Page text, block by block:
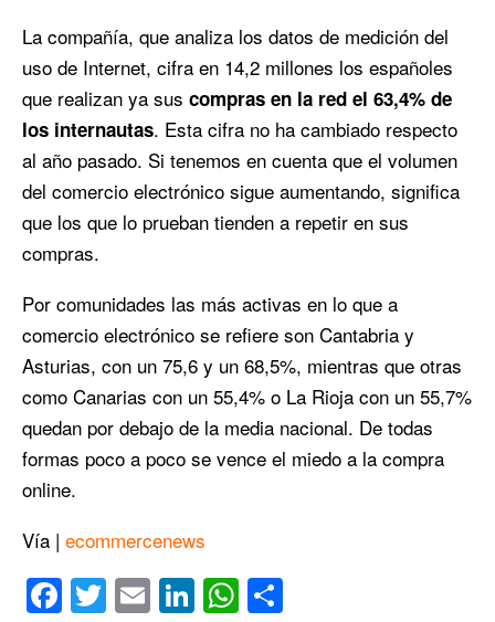
La compañía, que analiza los datos de medición del
uso de Internet, cifra en 14,2 millones los españoles
que realizan ya sus compras en la red el 63,4% de
los internautas. Esta cifra no ha cambiado respecto
al año pasado. Si tenemos en cuenta que el volumen
del comercio electrónico sigue aumentando, significa
que los que lo prueban tienden a repetir en sus
compras.
Por comunidades las más activas en lo que a
comercio electrónico se refiere son Cantabria y
Asturias, con un 75,6 y un 68,5%, mientras que otras
como Canarias con un 55,4% o La Rioja con un 55,7%
quedan por debajo de la media nacional. De todas
formas poco a poco se vence el miedo a la compra
online.
Vía | ecommercenews
Facebook
Twitter
EmailLinkedIn
WhatsApp